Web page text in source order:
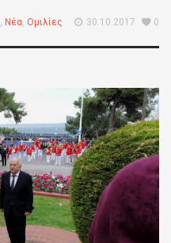
, Νέα, Ομιλίες 30.10.2017 0